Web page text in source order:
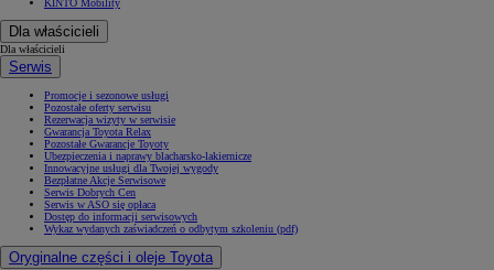
Dla właścicieli
Dla właścicieli
Serwis
Promocje i sezonowe usługi
Pozostałe oferty serwisu
Rezerwacja wizyty w serwisie
Gwarancja Toyota Relax
Pozostałe Gwarancje Toyoty
Ubezpieczenia i naprawy blacharsko-lakiernicze
Innowacyjne usługi dla Twojej wygody
Bezpłatne Akcje Serwisowe
Serwis Dobrych Cen
Serwis w ASO się opłaca
Dostęp do informacji serwisowych
Wykaz wydanych zaświadczeń o odbytym szkoleniu (pdf)
Oryginalne części i oleje Toyota